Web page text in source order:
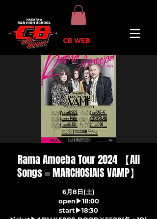
CB WEB
Rama Amoeba Tour 2024 【All
Songs＝MARCHOSIAIS VAMP】
6月8日(土)
open▶18:00
start▶18:30